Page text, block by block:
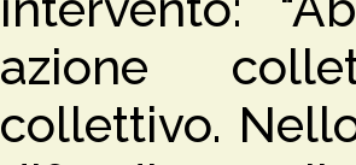
azione
collettivo.